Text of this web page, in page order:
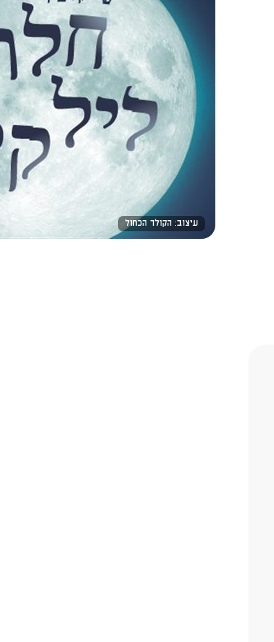
עיצוב: הקולר הכחול